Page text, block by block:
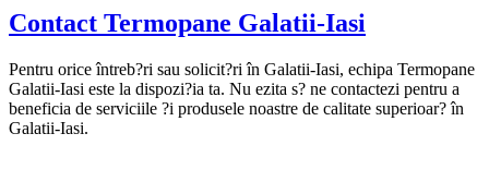
Contact Termopane Galatii-Iasi
Pentru orice întreb?ri sau solicit?ri în Galatii-Iasi, echipa Termopane
Galatii-Iasi este la dispozi?ia ta. Nu ezita s? ne contactezi pentru a
beneficia de serviciile ?i produsele noastre de calitate superioar? în
Galatii-Iasi.